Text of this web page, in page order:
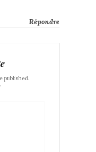
Répondre
published.